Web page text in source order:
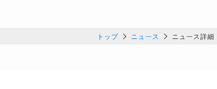
トップ ニュース ニュース詳細